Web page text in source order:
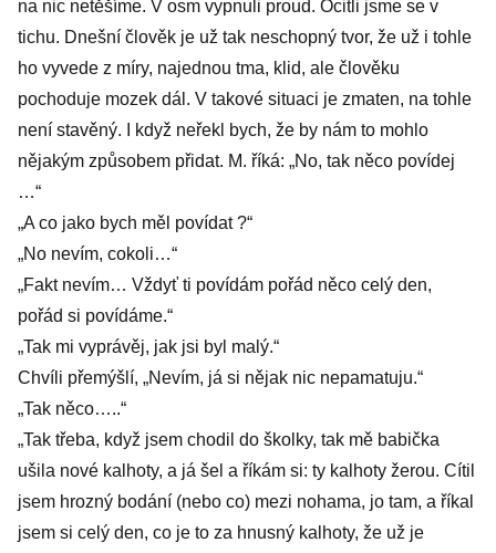
na nic netěšíme. V osm vypnuli proud. Ocitli jsme se v
tichu. Dnešní člověk je už tak neschopný tvor, že už i tohle
ho vyvede z míry, najednou tma, klid, ale člověku
pochoduje mozek dál. V takové situaci je zmaten, na tohle
není stavěný. I když neřekl bych, že by nám to mohlo
nějakým způsobem přidat. M. říká: „No, tak něco povídej
…“
„A co jako bych měl povídat ?“
„No nevím, cokoli…“
„Fakt nevím… Vždyť ti povídám pořád něco celý den,
pořád si povídáme.“
„Tak mi vyprávěj, jak jsi byl malý.“
Chvíli přemýšlí, „Nevím, já si nějak nic nepamatuju.“
„Tak něco…..“
„Tak třeba, když jsem chodil do školky, tak mě babička
ušila nové kalhoty, a já šel a říkám si: ty kalhoty žerou. Cítil
jsem hrozný bodání (nebo co) mezi nohama, jo tam, a říkal
jsem si celý den, co je to za hnusný kalhoty, že už je